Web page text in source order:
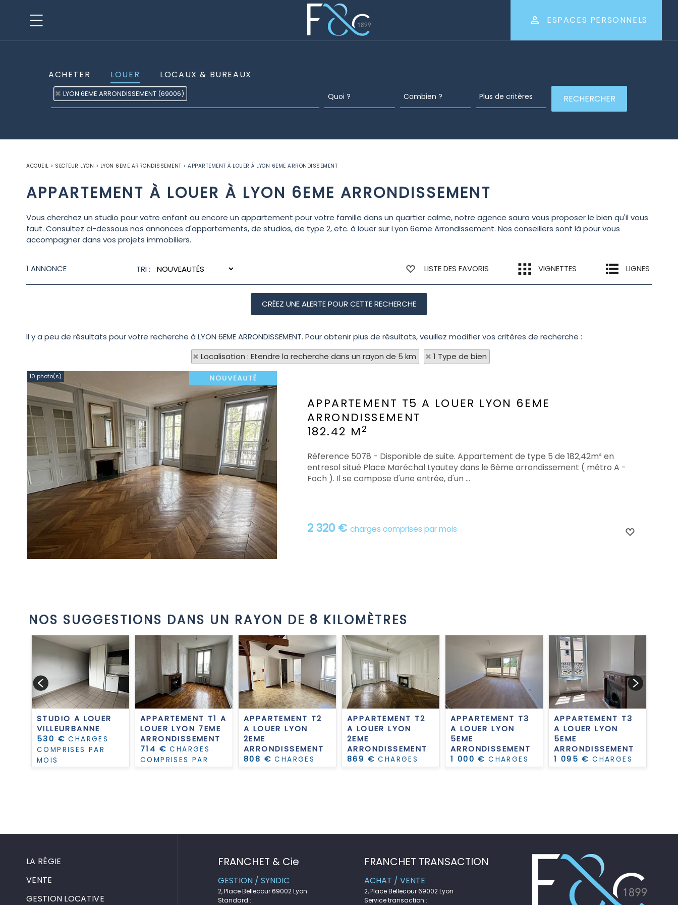
ESPACES PERSONNELS
ACHETER LOUER LOCAUX & BUREAUX
LYON 6EME ARRONDISSEMENT (69006)
ACCUEIL > SECTEUR LYON > LYON 6EME ARRONDISSEMENT > APPARTEMENT À LOUER À LYON 6EME ARRONDISSEMENT
APPARTEMENT À LOUER À LYON 6EME ARRONDISSEMENT
Vous cherchez un studio pour votre enfant ou encore un appartement pour votre famille dans un quartier calme, notre agence saura vous proposer le bien qu'il vous
faut. Consultez ci-dessous nos annonces d'appartements, de studios, de type 2, etc. à louer sur Lyon 6eme Arrondissement. Nos conseillers sont là pour vous
accompagner dans vos projets immobiliers.
1 ANNONCE TRI : LISTE DES FAVORIS VIGNETTES LIGNES
Il y a peu de résultats pour votre recherche à LYON 6EME ARRONDISSEMENT. Pour obtenir plus de résultats, veuillez modifier vos critères de recherche :
Localisation : Etendre la recherche dans un rayon de 5 km
1 Type de bien
10 photo(s)
APPARTEMENT T5 A LOUER LYON 6EME
ARRONDISSEMENT
182.42 M 2
2 320 € charges comprises par mois
Réference 5078 - Disponible de suite. Appartement de type 5 de 182,42m² en
entresol situé Place Maréchal Lyautey dans le 6ème arrondissement ( métro A -
Foch ). Il se compose d'une entrée, d'un ...
NOS SUGGESTIONS DANS UN RAYON DE 8 KILOMÈTRES
STUDIO A LOUER
VILLEURBANNE
530 €CHARGES
COMPRISES PAR
MOIS
APPARTEMENT T1 A
LOUER LYON 7EME
ARRONDISSEMENT
714 €CHARGES
COMPRISES PAR
MOIS
APPARTEMENT T2
A LOUER LYON
2EME
ARRONDISSEMENT
808 €CHARGES
COMPRISES PAR
APPARTEMENT T2
A LOUER LYON
2EME
ARRONDISSEMENT
869 €CHARGES
COMPRISES PAR
APPARTEMENT T3
A LOUER LYON
5EME
ARRONDISSEMENT
1 000 €CHARGES
COMPRISES PAR
APPARTEMENT T3
A LOUER LYON
5EME
ARRONDISSEMENT
1 095 €CHARGES
COMPRISES PAR
LA RÉGIE
VENTE
GESTION LOCATIVE
FRANCHET & Cie
GESTION / SYNDIC
2, Place Bellecour 69002 Lyon
Standard :
FRANCHET TRANSACTION
ACHAT / VENTE
2, Place Bellecour 69002 Lyon
Service transaction :